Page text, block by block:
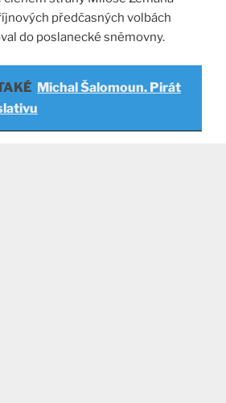
předčasných volbách
do poslanecké sněmovny.
Michal Šalomoun. Pirát